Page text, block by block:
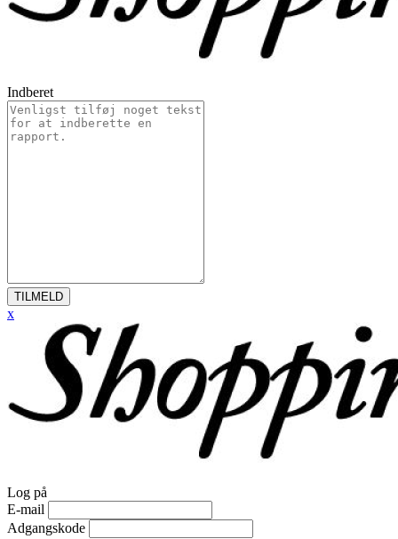
Indberet
TILMELD
x
Log på
E-mail
Adgangskode